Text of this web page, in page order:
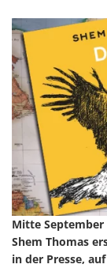
Mitte September
Shem Thomas
in der Presse,